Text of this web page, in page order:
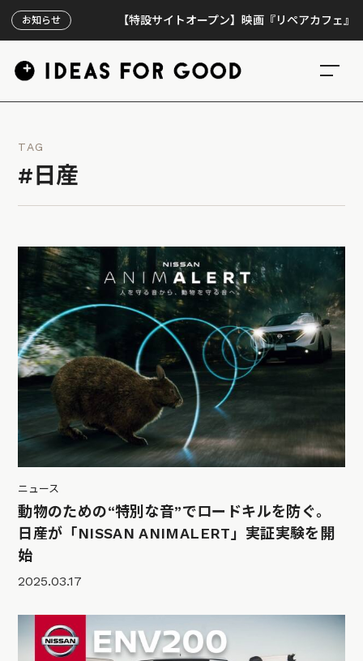
お知らせ 【特設サイトオープン】映画『リペアカフェ』、上映
TAG
#日産
ニュース
動物のための“特別な音”でロードキルを防ぐ。
日産が「NISSAN ANIMALERT」実証実験を開
始
2025.03.17